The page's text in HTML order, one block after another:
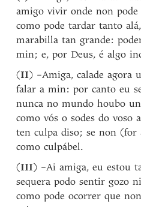
amigo vivir onde non
como pode tardar tanto
marabilla tan grande:
min; e, por Deus, é algo
(II) –Amiga, calade agora
falar a min: por canto eu
nunca no mundo houbo
como vós o sodes do voso
ten culpa diso; se non (for
como culpábel.
(III) –Ai amiga, eu estou
sequera podo sentir gozo
como pode ocorrer que